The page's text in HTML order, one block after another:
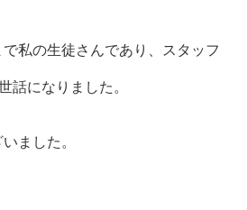
私の生徒さんであり、スタッフ
話になりました。
ました。